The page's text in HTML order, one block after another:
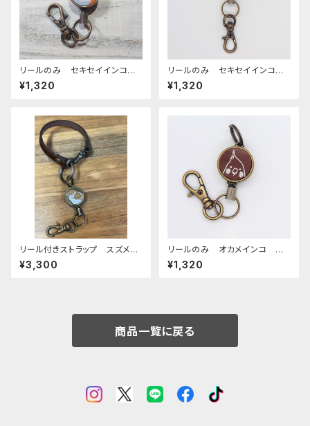
リールのみ セキセイインコ
ノーマルブルー キャメル せき
せいいんこ
¥1,320
リールのみ セキセイインコ
ノーマルブルー キャメル CA
MEL せきせいいんこ
¥1,320
リール付きストラップ スズメ
グリーン × ダークブラウン
すずめ 雀 栃木レザー
¥3,300
リールのみ オカメインコ モノ
トーン ブラウン おかめいん
こ
¥1,320
商品一覧に戻る